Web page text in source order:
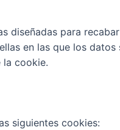
diseñadas para
en las que los
la cookie.
siguientes cookies: